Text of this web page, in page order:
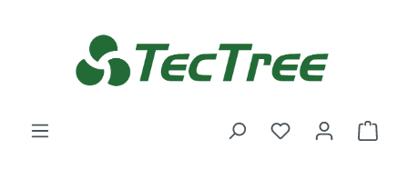
Du hast 0